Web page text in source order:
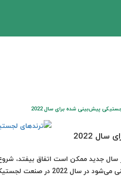
پیش‌بینی شده برای سال 2022
2022
جدید ممکن است اتفاق بیفتد،
روی خواهد داد، می‌پردازیم.